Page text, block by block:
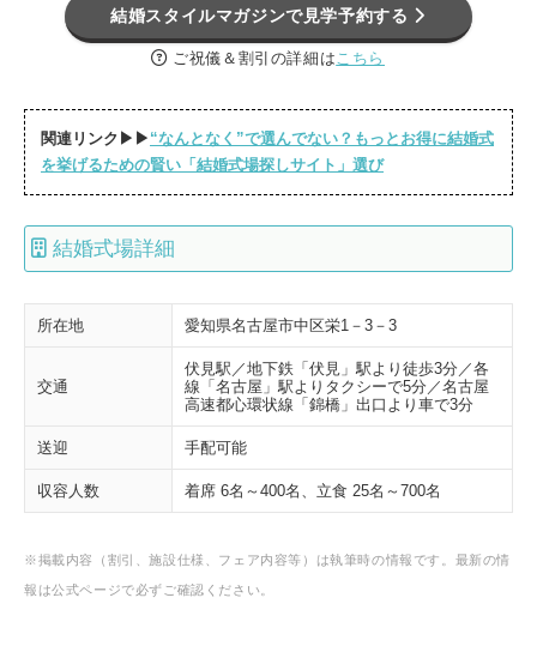
結婚スタイルマガジンで見学予約する
ご祝儀＆割引の詳細はこちら
関連リンク▶▶ “なんとなく”で選んでない？もっとお得に結婚式
を挙げるための賢い「結婚式場探しサイト」選び
結婚式場詳細
所在地 愛知県名古屋市中区栄1－3－3
交通
伏見駅／地下鉄「伏見」駅より徒歩3分／各
線「名古屋」駅よりタクシーで5分／名古屋
高速都心環状線「錦橋」出口より車で3分
送迎 手配可能
収容人数 着席 6名～400名、立食 25名～700名
※掲載内容（割引、施設仕様、フェア内容等）は執筆時の情報です。最新の情
報は公式ページで必ずご確認ください。